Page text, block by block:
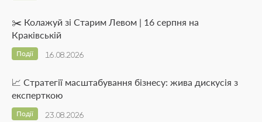
✂️ Колажуй зі Старим Левом | 16 серпня на
Краківській
16.08.2026
Події
📈 Стратегії масштабування бізнесу: жива дискусія з
експерткою
23.08.2026
Події